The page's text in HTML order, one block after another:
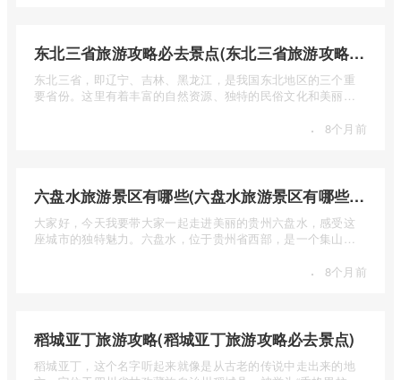
东北三省旅游攻略必去景点(东北三省旅游攻略必去景点视频介绍)
东北三省，即辽宁、吉林、黑龙江，是我国东北地区的三个重
要省份。这里有着丰富的自然资源、独特的民俗文化和美丽的
· 8个月前
六盘水旅游景区有哪些(六盘水旅游景区有哪些景点值得去)
大家好，今天我要带大家一起走进美丽的贵州六盘水，感受这
座城市的独特魅力。六盘水，位于贵州省西部，是一个集山水
· 8个月前
稻城亚丁旅游攻略(稻城亚丁旅游攻略必去景点)
稻城亚丁，这个名字听起来就像是从古老的传说中走出来的地